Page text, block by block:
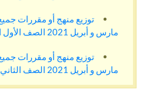
توزيع منهج أو مقررات
مارس و أبريل 2021 الصف الأول الثانوي :
توزيع منهج أو مقررات
مارس و أبريل 2021 الصف الثاني الثانوي :